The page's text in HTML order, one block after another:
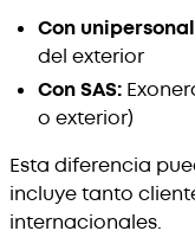
Con
del exterior
Con SAS:
o exterior)
Esta diferencia
incluye tanto
internacionales.